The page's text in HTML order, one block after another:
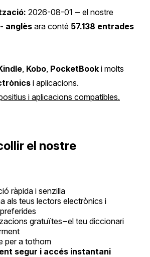
2026-08-01 ‒ el nostre
anglès ara conté 57.138 entrades
Kobo PocketBook i molts
i aplicacions.
i aplicacions compatibles.
el nostre
ràpida i senzilla
als teus lectors electrònics i
gratuïtes‒el teu diccionari
per a tothom
segur i accés instantani